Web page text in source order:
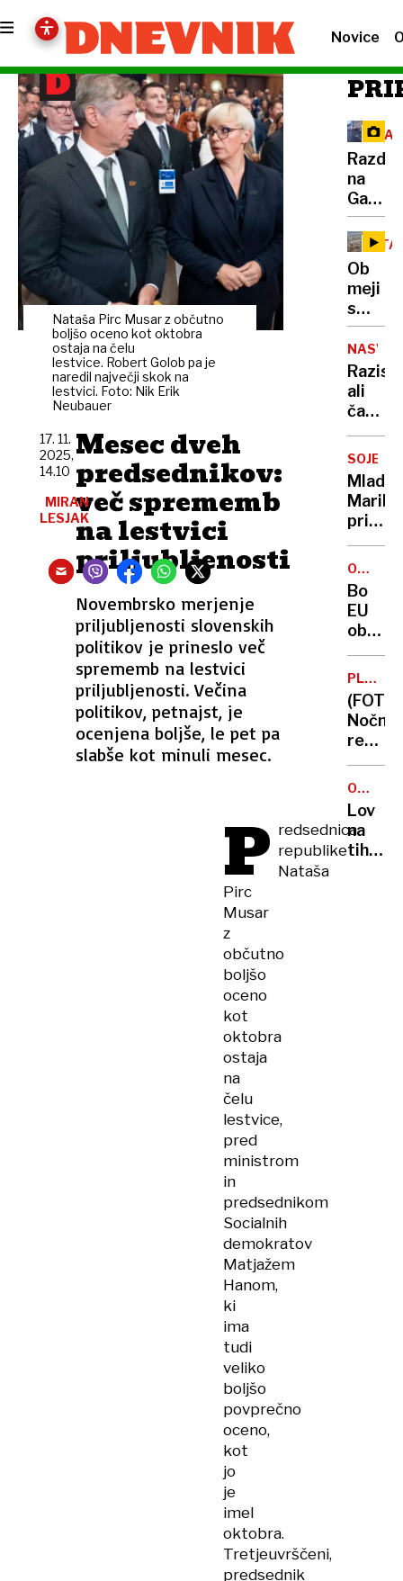
Novice
Nataša Pirc Musar z občutno
boljšo oceno kot oktobra
ostaja na čelu
lestvice. Robert Golob pa je
naredil največji skok na
lestvici. Foto: Nik Erik
Neubauer
Mesec dveh
predsednikov:
več sprememb
na lestvici
priljubljenosti
Novembrsko merjenje
priljubljenosti slovenskih
politikov je prineslo več
sprememb na lestvici
priljubljenosti. Večina
politikov, petnajst, je
ocenjena boljše, le pet pa
slabše kot minuli mesec.
17. 11.
2025,
14.10
MIRAN
LESJAK
P redsednica
republike
Nataša
Pirc
Musar
z
občutno
boljšo
oceno
kot
oktobra
ostaja
na
čelu
lestvice,
pred
ministrom
in
predsednikom
Socialnih
demokratov
Matjažem
Hanom,
ki
ima
tudi
veliko
boljšo
povprečno
oceno,
kot
jo
je
imel
oktobra.
Tretjeuvrščeni,
predsednik
na
policija
že
Ob
meji
s
hude
300
ali
čas
z
leti
res
mineva
vedno
SOJENJE
Mladi
priznal,
da je
na
na
O
NOVEM
DAVKU
Bo
EU
čips,
pijače
…?
(FOTO)
Nočno
enega
nosili
kar
OD
DO
TRSTA
Lov
na